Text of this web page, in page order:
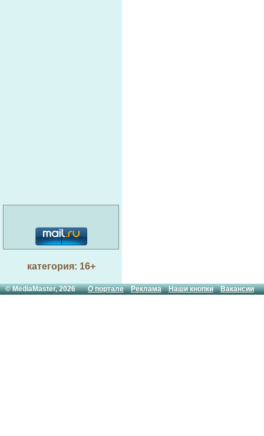
категория: 16+
© MediaMaster, 2026О портале Реклама Наши кнопки Вакансии